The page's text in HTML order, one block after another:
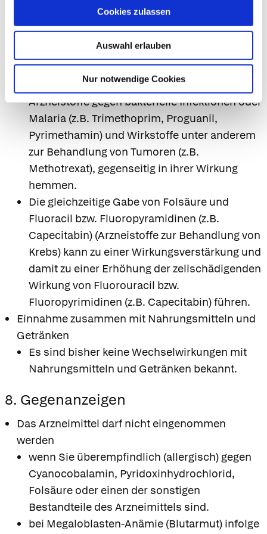
Cookies zulassen
Auswahl erlauben
Nur notwendige Cookies
Folsäure senken. Bei Gabe hoher Folsäure
Dosen kann nicht ausgeschlossen werden,
dass sich Folsäure und gleichzeitig
verabreichte Hemmstoffe der Folsäure
(Folsäureantagonisten), wie z.B. bestimmte
Arzneistoffe gegen bakterielle Infektionen oder
Malaria (z.B. Trimethoprim, Proguanil,
Pyrimethamin) und Wirkstoffe unter anderem
zur Behandlung von Tumoren (z.B.
Methotrexat), gegenseitig in ihrer Wirkung
hemmen.
Die gleichzeitige Gabe von Folsäure und
Fluoracil bzw. Fluoropyramidinen (z.B.
Capecitabin) (Arzneistoffe zur Behandlung von
Krebs) kann zu einer Wirkungsverstärkung und
damit zu einer Erhöhung der zellschädigenden
Wirkung von Fluorouracil bzw.
Fluoropyrimidinen (z.B. Capecitabin) führen.
Einnahme zusammen mit Nahrungsmitteln und
Getränken
Es sind bisher keine Wechselwirkungen mit
Nahrungsmitteln und Getränken bekannt.
8. Gegenanzeigen
Das Arzneimittel darf nicht eingenommen
werden
wenn Sie überempfindlich (allergisch) gegen
Cyanocobalamin, Pyridoxinhydrochlorid,
Folsäure oder einen der sonstigen
Bestandteile des Arzneimittels sind.
bei Megaloblasten-Anämie (Blutarmut) infolge